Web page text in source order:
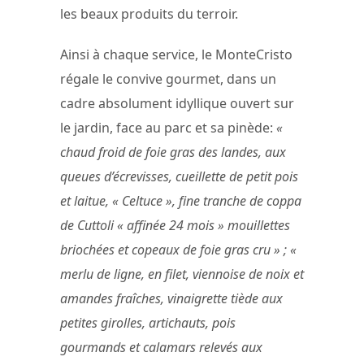
les beaux produits du terroir.
Ainsi à chaque service, le MonteCristo
régale le convive gourmet, dans un
cadre absolument idyllique ouvert sur
le jardin, face au parc et sa pinède: «
chaud froid de foie gras des landes, aux
queues d’écrevisses, cueillette de petit pois
et laitue, « Celtuce », fine tranche de coppa
de Cuttoli « affinée 24 mois » mouillettes
briochées et copeaux de foie gras cru » ; «
merlu de ligne, en filet, viennoise de noix et
amandes fraîches, vinaigrette tiède aux
petites girolles, artichauts, pois
gourmands et calamars relevés aux